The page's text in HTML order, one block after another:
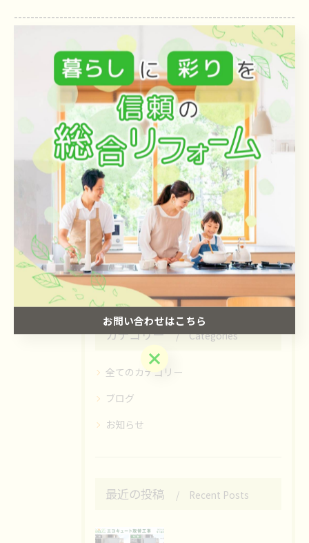
--------------------------------------------------------------------
< 前のページ 一覧に戻る 次のページ >
関連タグ
#給湯器
カテゴリー Categories
全てのカテゴリー
ブログ
お知らせ
最近の投稿 Recent Posts
お問い合わせはこちら
お問い合わせはこちら